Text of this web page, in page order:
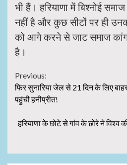
भी हैं। हरियाणा में बिश्नोई
नहीं है और कुछ सीटों पर ही
को आगे करने से जाट समाज
है।
Continue
Reading
Previous:
फिर सुनारिया जेल से 21 दिन के लिए
पहुंची हनीप्रीत!
हरियाणा के छोटे से गांव के छोरे ने विश्व